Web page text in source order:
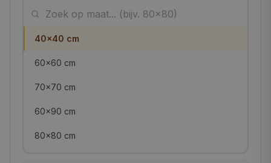
40×40 cm
60×60 cm
70×70 cm
60×90 cm
80×80 cm